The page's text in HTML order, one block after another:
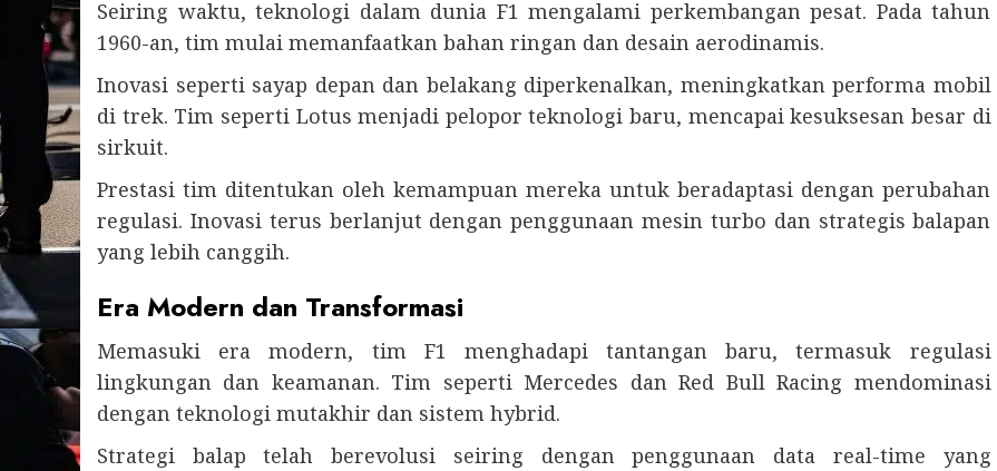
Seiring waktu, teknologi dalam dunia F1 mengalami perkembangan pesat. Pada tahun
1960-an, tim mulai memanfaatkan bahan ringan dan desain aerodinamis.
Inovasi seperti sayap depan dan belakang diperkenalkan, meningkatkan performa mobil
di trek. Tim seperti Lotus menjadi pelopor teknologi baru, mencapai kesuksesan besar di
sirkuit.
Prestasi tim ditentukan oleh kemampuan mereka untuk beradaptasi dengan perubahan
regulasi. Inovasi terus berlanjut dengan penggunaan mesin turbo dan strategis balapan
yang lebih canggih.
Era Modern dan Transformasi
Memasuki era modern, tim F1 menghadapi tantangan baru, termasuk regulasi
lingkungan dan keamanan. Tim seperti Mercedes dan Red Bull Racing mendominasi
dengan teknologi mutakhir dan sistem hybrid.
Strategi balap telah berevolusi seiring dengan penggunaan data real-time yang